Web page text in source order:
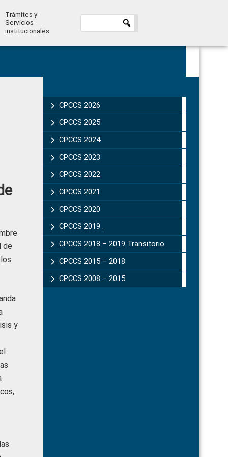
Trámites y
Servicios
institucionales
de
y
Sidebar
CPCCS 2026
CPCCS 2025
CPCCS 2024
CPCCS 2023
CPCCS 2022
CPCCS 2021
CPCCS 2020
CPCCS 2019 .
CPCCS 2018 – 2019 Transitorio
CPCCS 2015 – 2018
CPCCS 2008 – 2015